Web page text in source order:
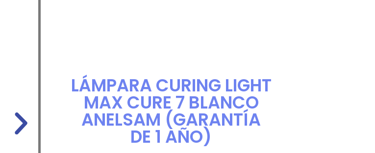
LÁMPARA CURING LIGHT
MAX CURE 7 BLANCO
ANELSAM (GARANTÍA
DE 1 AÑO)